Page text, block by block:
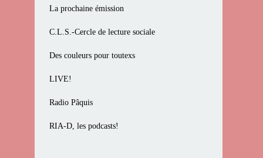
La prochaine émission
C.L.S.-Cercle de lecture sociale
Des couleurs pour toutexs
LIVE!
Radio Pâquis
RIA-D, les podcasts!